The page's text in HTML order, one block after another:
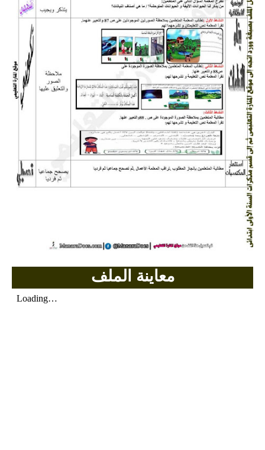
بنك التوزيعات الشهرية
دفاتر استاذ التعليم الابتدائي
المسابقات المهنية
البحوث الجاهزة
بحوث اللغة العربية
بحوث الرياضيات
بحوث التاريخ و الجغرافيا
بحوث اللغة الفرنسية
بحوث اللغة الانجليزية
معاينة الملف